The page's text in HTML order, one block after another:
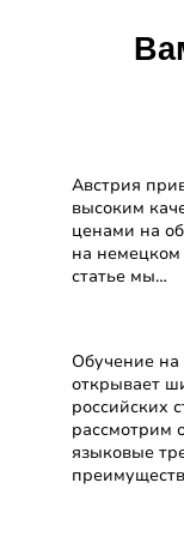
Австрия
высоким
ценами на
на немецком
статье мы…
Обучение
открывает
российских
рассмотрим
языковые